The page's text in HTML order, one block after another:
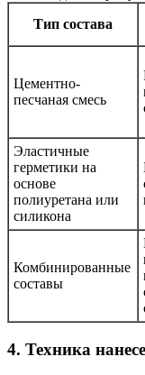
Тип состава
Цементно-
песчаная смесь
Эластичные
герметики на
основе
полиуретана или
силикона
Комбинированные
составы
4. Техника